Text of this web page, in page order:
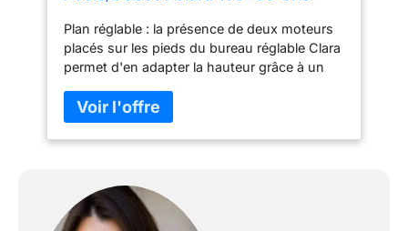
Mélaminé/Aluminium/Acier, Bureau
d'ordinateur pour Bureau
Plan réglable : la présence de deux moteurs
placés sur les pieds du bureau réglable Clara
permet d'en adapter la hauteur grâce à un
plan. Les câbles d'alimentation UK, USA et
UE sont inclus. Mémorise la position : vous
avez trouvé une position vraiment
stocker jusqu'à 3 niveaux de hauteur
différents pour un confort optimal pendant le